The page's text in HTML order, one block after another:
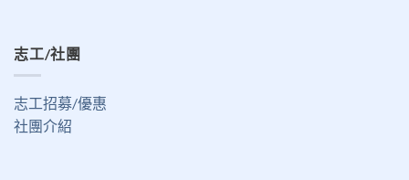
志工/社團
志工招募/優惠
社團介紹